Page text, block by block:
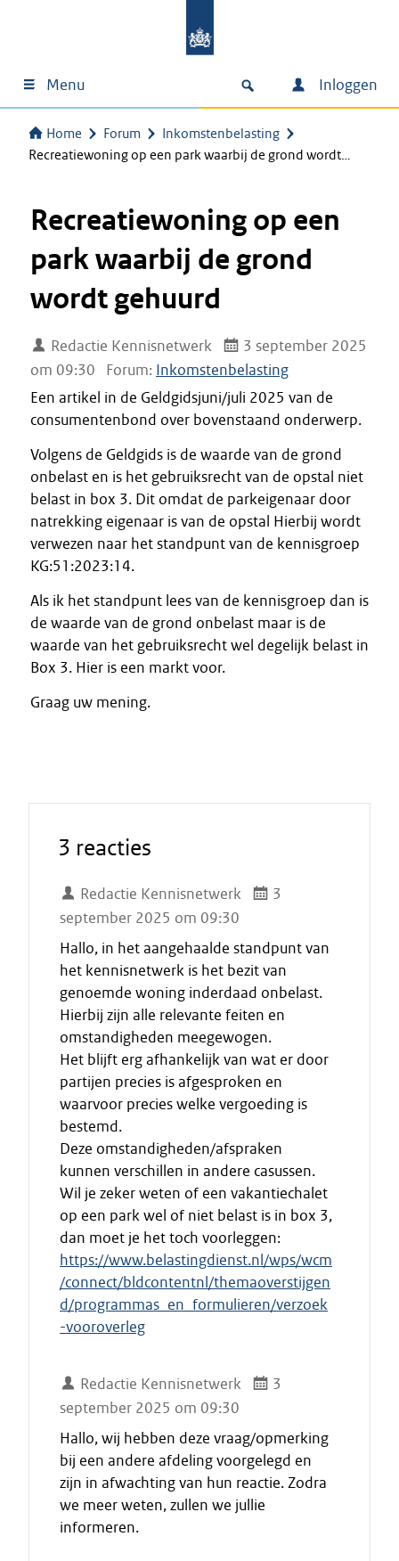
Menu Inloggen
Home Forum
Inkomstenbelasting
Recreatiewoning op een park waarbij de grond wordt…
Recreatiewoning op een
park waarbij de grond
wordt gehuurd
Redactie Kennisnetwerk
3 september 2025
om 09:30
Forum: Inkomstenbelasting
Een artikel in de Geldgidsjuni/juli 2025 van de
consumentenbond over bovenstaand onderwerp.
Volgens de Geldgids is de waarde van de grond
onbelast en is het gebruiksrecht van de opstal niet
belast in box 3. Dit omdat de parkeigenaar door
natrekking eigenaar is van de opstal Hierbij wordt
verwezen naar het standpunt van de kennisgroep
KG:51:2023:14.
Als ik het standpunt lees van de kennisgroep dan is
de waarde van de grond onbelast maar is de
waarde van het gebruiksrecht wel degelijk belast in
Box 3. Hier is een markt voor.
Graag uw mening.
3 reacties
Redactie Kennisnetwerk
3
september 2025 om 09:30
Hallo, in het aangehaalde standpunt van
het kennisnetwerk is het bezit van
genoemde woning inderdaad onbelast.
Hierbij zijn alle relevante feiten en
omstandigheden meegewogen.
Het blijft erg afhankelijk van wat er door
partijen precies is afgesproken en
waarvoor precies welke vergoeding is
bestemd.
Deze omstandigheden/afspraken
kunnen verschillen in andere casussen.
Wil je zeker weten of een vakantiechalet
op een park wel of niet belast is in box 3,
dan moet je het toch voorleggen:
https://www.belastingdienst.nl/wps/wcm
/connect/bldcontentnl/themaoverstijgen
d/programmas_en_formulieren/verzoek
-vooroverleg
Redactie Kennisnetwerk
3
september 2025 om 09:30
Hallo, wij hebben deze vraag/opmerking
bij een andere afdeling voorgelegd en
zijn in afwachting van hun reactie. Zodra
we meer weten, zullen we jullie
informeren.